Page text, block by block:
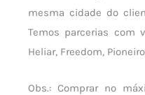
mesma cidade do
Temos parcerias com
Heliar, Freedom,
Obs.: Comprar no